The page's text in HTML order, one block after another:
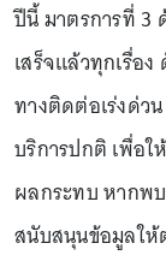
ปีนี้ มาตรการที่ 3
เสร็จแล้วทุกเรื่อ
ทางติดต่อเร่งด่ว
บริการปกติ เพื่อใ
ผลกระทบ หากพ
สนับสนุนข้อมูลให้